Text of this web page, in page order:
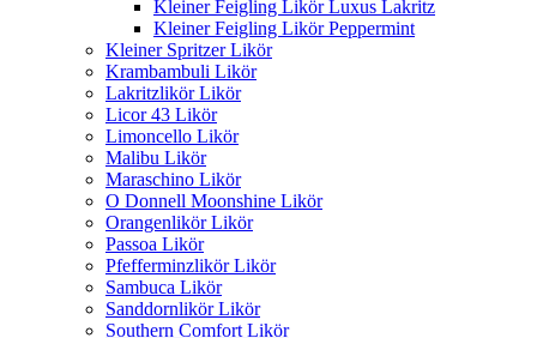
Kleiner Feigling Likör Luxus Lakritz
Kleiner Feigling Likör Peppermint
Kleiner Spritzer Likör
Krambambuli Likör
Lakritzlikör Likör
Licor 43 Likör
Limoncello Likör
Malibu Likör
Maraschino Likör
O Donnell Moonshine Likör
Orangenlikör Likör
Passoa Likör
Pfefferminzlikör Likör
Sambuca Likör
Sanddornlikör Likör
Southern Comfort Likör